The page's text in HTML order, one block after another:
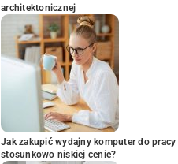
architektonicznej
Jak zakupić wydajny komputer do
stosunkowo niskiej cenie?